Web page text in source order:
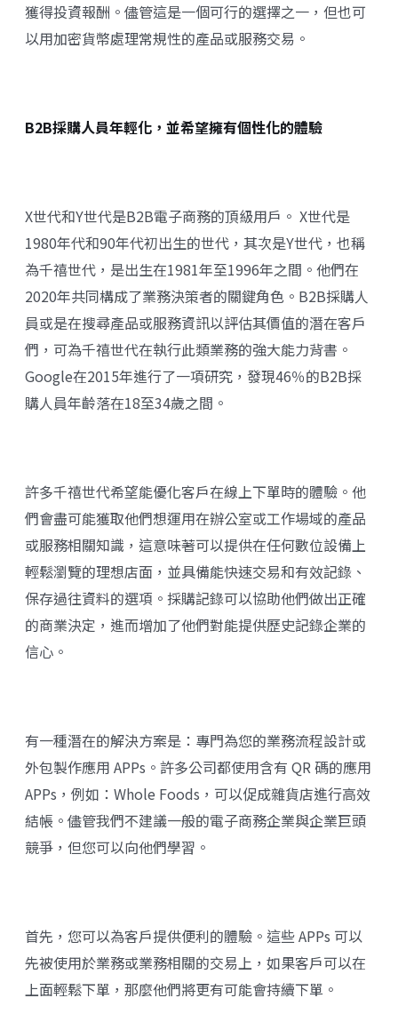
獲得投資報酬。儘管這是一個可行的選擇之一，但也可
以用加密貨幣處理常規性的產品或服務交易。
B2B採購人員年輕化，並希望擁有個性化的體驗
X世代和Y世代是B2B電子商務的頂級用戶。 X世代是
1980年代和90年代初出生的世代，其次是Y世代，也稱
為千禧世代，是出生在1981年至1996年之間。他們在
2020年共同構成了業務決策者的關鍵角色。B2B採購人
員或是在搜尋產品或服務資訊以評估其價值的潛在客戶
們，可為千禧世代在執行此類業務的強大能力背書。
Google在2015年進行了一項研究，發現46％的B2B採
購人員年齡落在18至34歲之間。
許多千禧世代希望能優化客戶在線上下單時的體驗。他
們會盡可能獲取他們想運用在辦公室或工作場域的產品
或服務相關知識，這意味著可以提供在任何數位設備上
輕鬆瀏覽的理想店面，並具備能快速交易和有效記錄、
保存過往資料的選項。採購記錄可以協助他們做出正確
的商業決定，進而增加了他們對能提供歷史記錄企業的
信心。
有一種潛在的解決方案是：專門為您的業務流程設計或
外包製作應用 APPs。許多公司都使用含有 QR 碼的應用
APPs，例如：Whole Foods，可以促成雜貨店進行高效
結帳。儘管我們不建議一般的電子商務企業與企業巨頭
競爭，但您可以向他們學習。
首先，您可以為客戶提供便利的體驗。這些 APPs 可以
先被使用於業務或業務相關的交易上，如果客戶可以在
上面輕鬆下單，那麼他們將更有可能會持續下單。